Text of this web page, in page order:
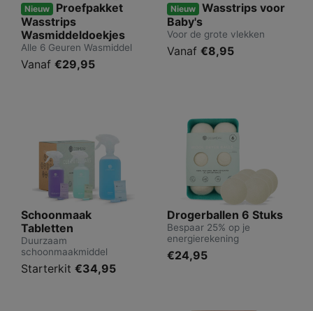
Nieuw Proefpakket
Wasstrips
Wasmiddeldoekjes
Alle 6 Geuren Wasmiddel
Vanaf €29,95
Nieuw Wasstrips voor
Baby's
Voor de grote vlekken
Vanaf €8,95
Schoonmaak
Tabletten
Duurzaam
schoonmaakmiddel
Starterkit €34,95
Drogerballen 6 Stuks
Bespaar 25% op je
energierekening
€24,95